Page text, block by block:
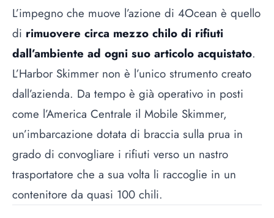
L’impegno che muove l’azione di 4Ocean è quello
di rimuovere circa mezzo chilo di rifiuti
dall’ambiente ad ogni suo articolo acquistato.
L’Harbor Skimmer non è l’unico strumento creato
dall’azienda. Da tempo è già operativo in posti
come l’America Centrale il Mobile Skimmer,
un’imbarcazione dotata di braccia sulla prua in
grado di convogliare i rifiuti verso un nastro
trasportatore che a sua volta li raccoglie in un
contenitore da quasi 100 chili.